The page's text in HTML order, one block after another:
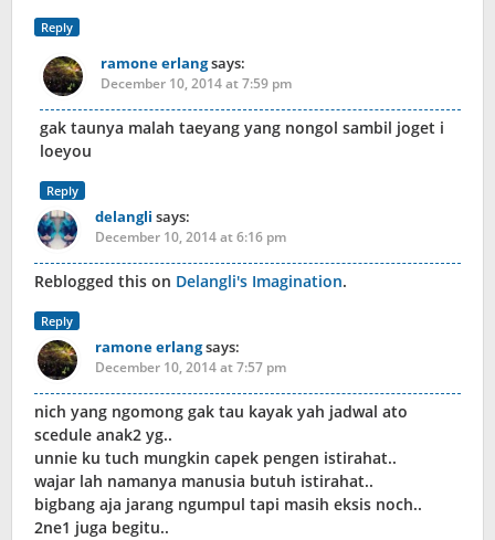
Reply
ramone erlangsays:
December 10, 2014 at 7:59 pm
gak taunya malah taeyang yang nongol sambil joget i
loeyou
Reply
delangli says:
December 10, 2014 at 6:16 pm
Reblogged this on Delangli's Imagination.
Reply
ramone erlangsays:
December 10, 2014 at 7:57 pm
nich yang ngomong gak tau kayak yah jadwal ato
scedule anak2 yg..
unnie ku tuch mungkin capek pengen istirahat..
wajar lah namanya manusia butuh istirahat..
bigbang aja jarang ngumpul tapi masih eksis noch..
2ne1 juga begitu..